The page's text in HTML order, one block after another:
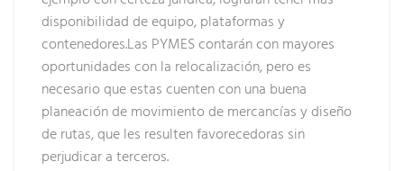
disponibilidad de equipo, plataformas y
contenedores.Las PYMES contarán con mayores
oportunidades con la relocalización, pero es
necesario que estas cuenten con una buena
planeación de movimiento de mercancías y diseño
de rutas, que les resulten favorecedoras sin
perjudicar a terceros.